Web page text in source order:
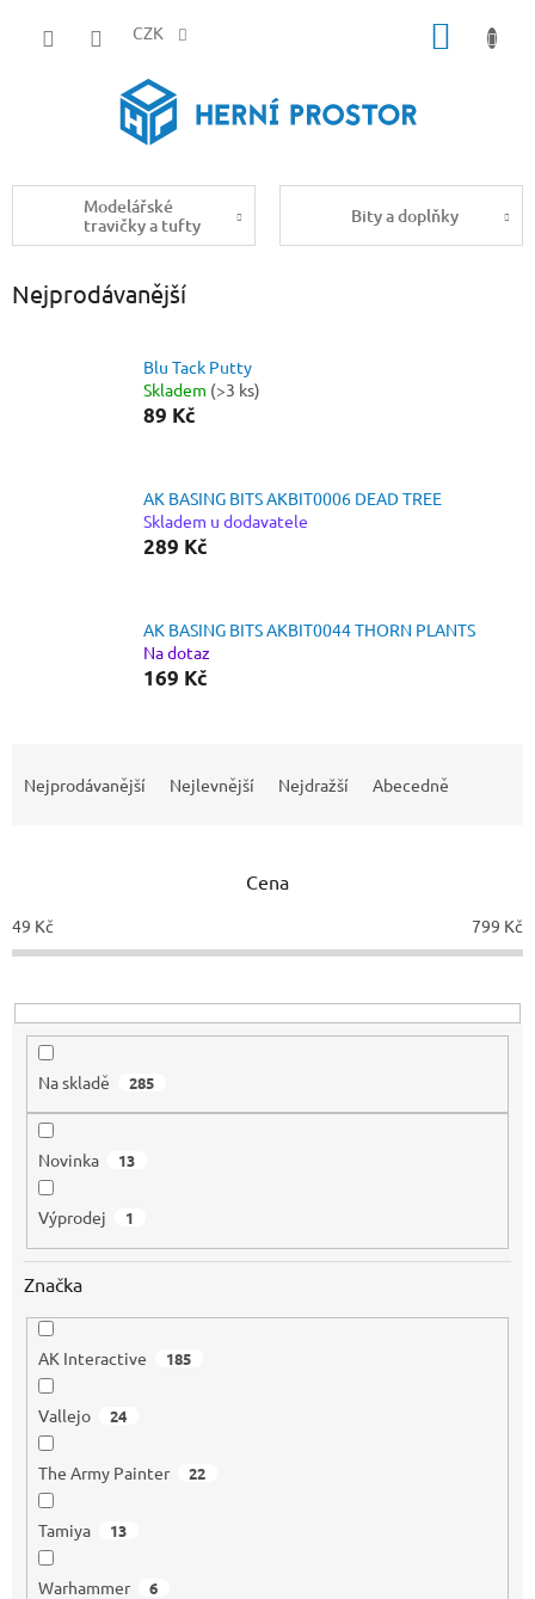
CZK
Modelářské
travičky a tufty
Bity a doplňky
Nejprodávanější
Blu Tack Putty
Skladem (>3 ks)
89 Kč
AK BASING BITS AKBIT0006 DEAD TREE
Skladem u dodavatele
289 Kč
AK BASING BITS AKBIT0044 THORN PLANTS
Na dotaz
169 Kč
r
o
u
Nejprodávanější Nejlevnější Nejdražší Abecedně
Cena
49 Kč 799 Kč
Na skladě 285
Novinka 13
Výprodej 1
Značka
AK Interactive 185
Vallejo 24
The Army Painter 22
Tamiya 13
Warhammer 6